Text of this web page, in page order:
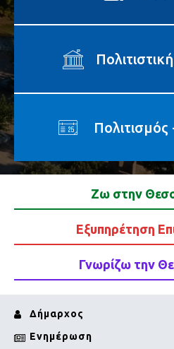
Ζω στην
Εξυπηρέτηση
Γνωρίζω την
Δήμαρχος
Ενημέρωση